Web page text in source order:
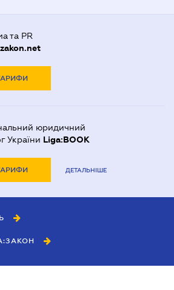
та PR
юридичний
України Liga:BOOK
ДЕТАЛЬНІШЕ